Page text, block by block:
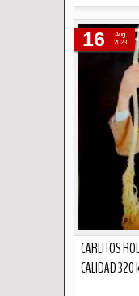
CARLITOS
CALIDAD 320
16
Aug
2023